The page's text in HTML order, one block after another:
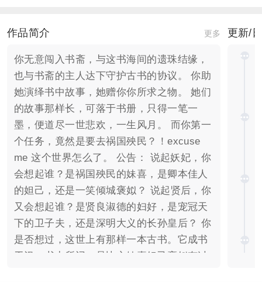
作品简介 更多
你无意闯入书斋，与这书海间的遗珠结缘，
也与书斋的主人达下守护古书的协议。 你助
她演绎书中故事，她赠你你所求之物。 她们
的故事那样长，可落于书册，只得一笔一
墨，便道尽一世悲欢，一生风月。 而你第一
个任务，竟然是要去祸国殃民？！excuse
me 这个世界怎么了。 公告： 说起妖妃，你
会想起谁？是祸国殃民的妹喜，是卿本佳人
的妲己，还是一笑倾城褒姒？ 说起贤后，你
又会想起谁？是贤良淑德的妇好，是宠冠天
下的卫子夫，还是深明大义的长孙皇后？ 你
是否想过，这世上有那样一本古书。它成书
于汉，书中所记，是比之妹喜妲己褒姒有过
更新/